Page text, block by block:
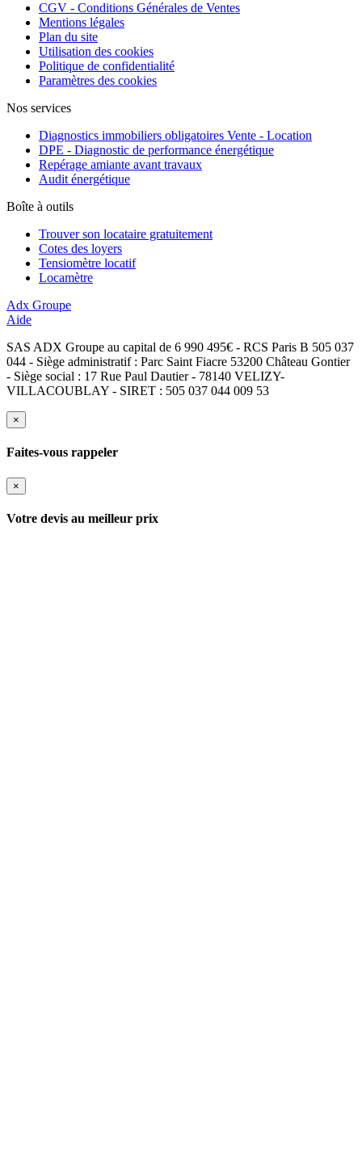
CGV - Conditions Générales de Ventes
Mentions légales
Plan du site
Utilisation des cookies
Politique de confidentialité
Paramètres des cookies
Nos services
Diagnostics immobiliers obligatoires Vente - Location
DPE - Diagnostic de performance énergétique
Repérage amiante avant travaux
Audit énergétique
Boîte à outils
Trouver son locataire gratuitement
Cotes des loyers
Tensiomètre locatif
Locamètre
Adx Groupe
Aide
SAS ADX Groupe au capital de 6 990 495€ - RCS Paris B 505 037
044 - Siège administratif : Parc Saint Fiacre 53200 Château Gontier
- Siège social : 17 Rue Paul Dautier - 78140 VELIZY-
VILLACOUBLAY - SIRET : 505 037 044 009 53
×
Faites-vous rappeler
×
Votre devis au meilleur prix